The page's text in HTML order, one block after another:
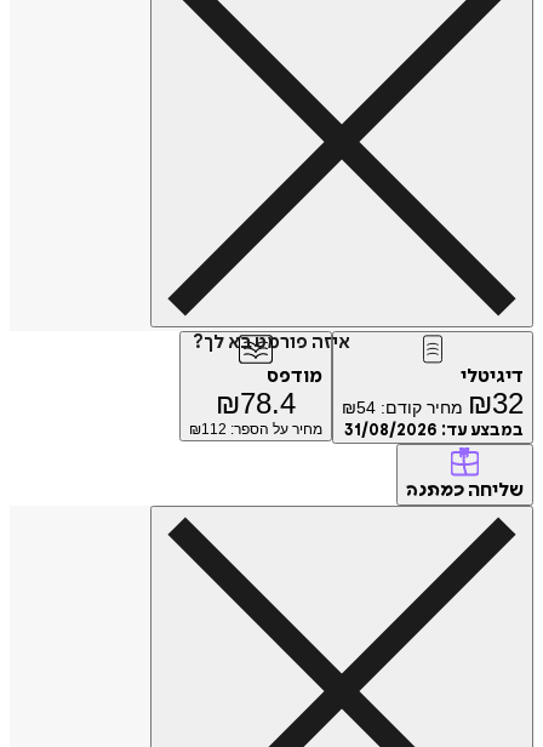
איזה פורמט בא לך?
דיגיטלי
₪32 מחיר קודם: ₪54
במבצע עד: 31/08/2026
מודפס
₪78.4
מחיר על הספר: ₪ 112
שליחה כמתנה